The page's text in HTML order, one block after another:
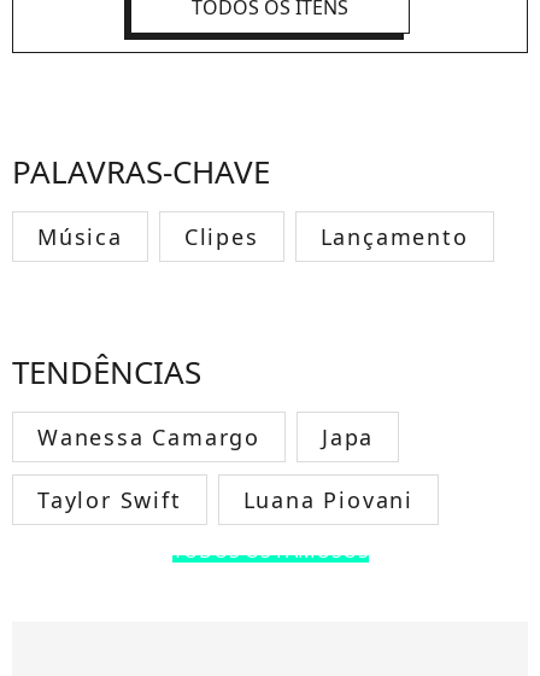
TODOS OS ITENS
PALAVRAS-CHAVE
Música Clipes Lançamento
TENDÊNCIAS
Wanessa Camargo Japa
Taylor Swift Luana Piovani
TODOS OS FAMOSOS